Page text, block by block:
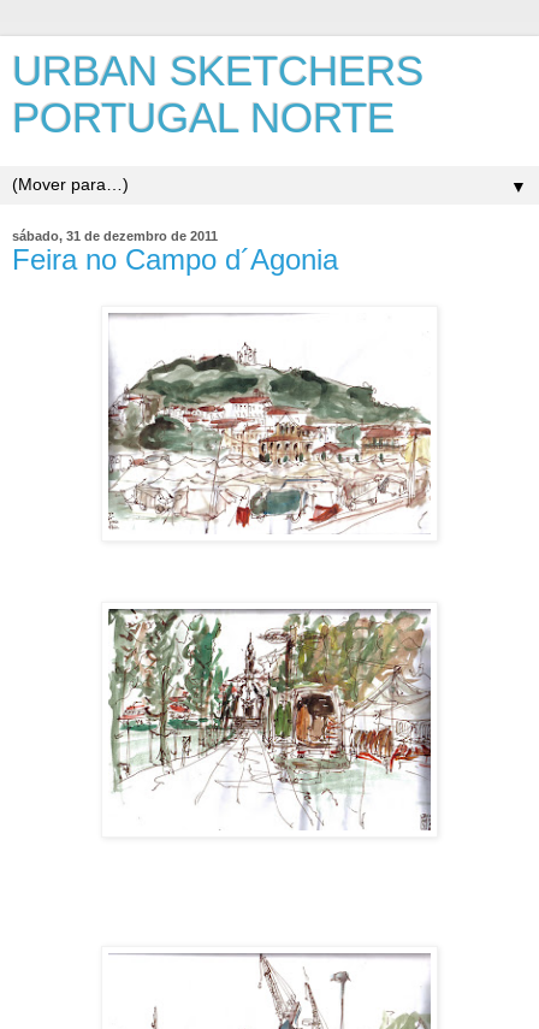
URBAN SKETCHERS
PORTUGAL NORTE
▼
sábado, 31 de dezembro de 2011
Feira no Campo d´Agonia